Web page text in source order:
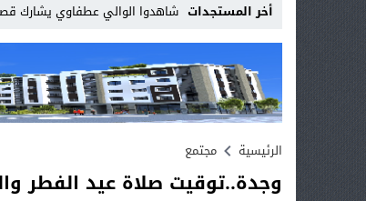
أخر المستجدات وجد _
Stop
Previous
Next
الرئيسية
مجتمع
وجدة..توقيت صلاة عيد الفطر